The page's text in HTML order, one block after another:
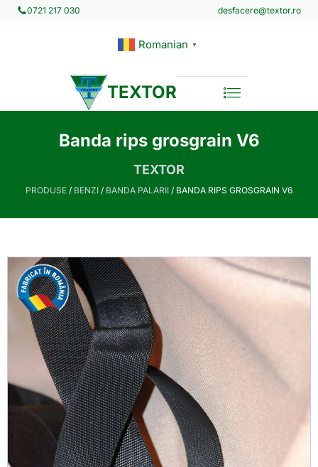
0721 217 030 desfacere@textor.ro
Romanian ▼
TEXTOR
Banda rips grosgrain V6
TEXTOR
PRODUSE / BENZI / BANDA PALARII / BANDA RIPS GROSGRAIN V6